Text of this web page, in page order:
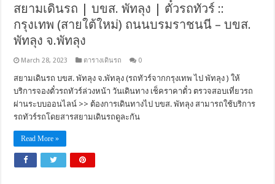
สยามเดินรถ | บขส. พัทลุง | ตั๋วรถทัวร์ ::
กรุงเทพ (สายใต้ใหม่) ถนนบรมราชนนี – บขส.
พัทลุง จ.พัทลุง
March 28, 2023 ตารางเดินรถ 0
สยามเดินรถ บขส. พัทลุง จ.พัทลุง (รถทัวร์จากกรุงเทพ ไป พัทลุง ) ให้
บริการจองตั๋วรถทัวร์ล่วงหน้า วันเดินทาง เช็คราคาตั๋ว ตรวจสอบเที่ยวรถ
ผ่านระบบออนไลน์ >> ต้องการเดินทางไป บขส. พัทลุง สามารถใช้บริการ
รถทัวร์รถโดยสารสยามเดินรถดูละกัน
Read More »